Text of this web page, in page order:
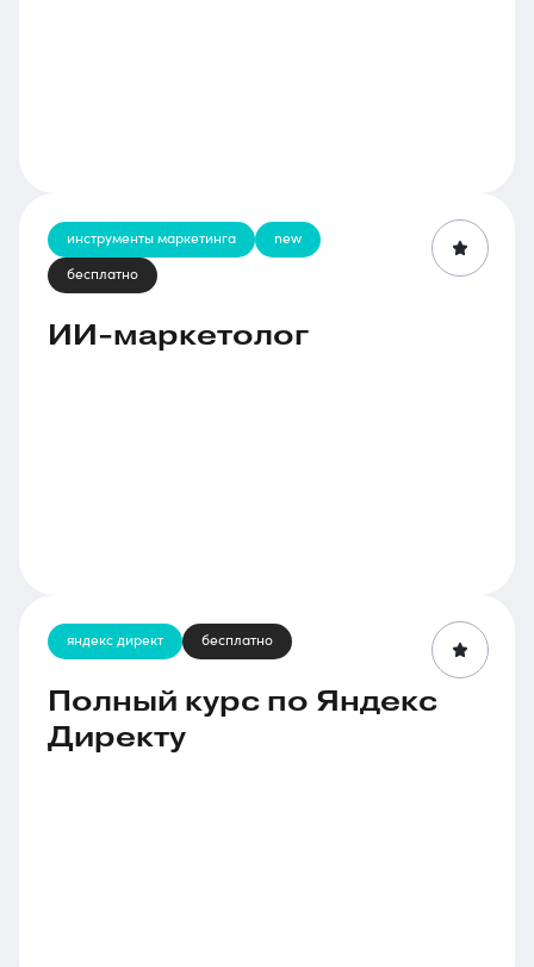
инструменты маркетинга
new
бесплатно
ИИ-маркетолог
яндекс директ бесплатно
Полный курс по Яндекс
Директу